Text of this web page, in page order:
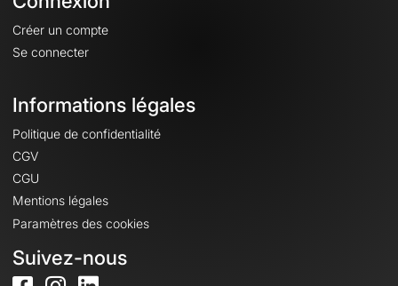
Créer un compte
Se connecter
Informations légales
Politique de confidentialité
CGV
CGU
Mentions légales
Paramètres des cookies
Suivez-nous